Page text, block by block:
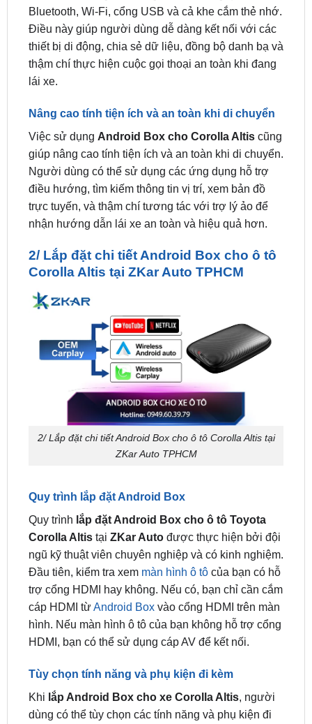
thiết bị di động, chia sẻ dữ liệu, đồng bộ danh bạ và
thậm chí thực hiện cuộc gọi thoại an toàn khi đang
lái xe.
Nâng cao tính tiện ích và an toàn khi di chuyển
giúp nâng cao tính tiện ích và an toàn khi di chuyển.
Người dùng có thể sử dụng các ứng dụng hỗ trợ
điều hướng, tìm kiếm thông tin vị trí, xem bản đồ
trực tuyến, và thậm chí tương tác với trợ lý ảo để
nhận hướng dẫn lái xe an toàn và hiệu quả hơn.
2/ Lắp đặt chi tiết Android Box cho ô tô
2/ Lắp đặt chi tiết Android Box cho ô tô Corolla Altis tại
ZKar Auto TPHCM
Quy trình lắp đặt Android Box
Corolla AltistạiZKar Auto được thực hiện bởi đội
ngũ kỹ thuật viên chuyên nghiệp và có kinh nghiệm.
Đầu tiên, kiểm tra xemmàn hình ô tôcủa bạn có hỗ
trợ cổng HDMI hay không. Nếu có, bạn chỉ cần cắm
cáp HDMI từAndroid Boxvào cổng HDMI trên màn
hình. Nếu màn hình ô tô của bạn không hỗ trợ cổng
HDMI, bạn có thể sử dụng cáp AV để kết nối.
Tùy chọn tính năng và phụ kiện đi kèm
dùng có thể tùy chọn các tính năng và phụ kiện đi
kèm nhưcamera lùi, cảm biến lùi, kết nốiâm thanh
nâng cao, và nhiều tính năng khác để tối ưu hóa